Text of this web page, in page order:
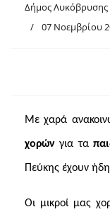
Δήμος Λυκόβρυσης
07 Νοεμβρίου
Με χαρά
χορών για τα
Πεύκης έχουν ήδη
Οι μικροί μας